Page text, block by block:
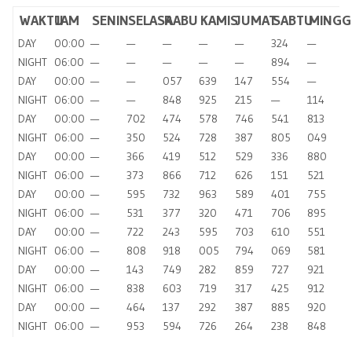
WAKTUJAM SENINSELASARABU KAMISJUMATSABTU
DAY 00:00 — — — — — 324
—
NIGHT 06:00 — — — — — 894
—
DAY
00:00 — — 057 639 147 554
—
NIGHT 06:00 — — 848 925 215 —
114
DAY
00:00 — 702 474 578 746 541
813
NIGHT 06:00 — 350 524 728 387 805
049
DAY
00:00 — 366 419 512 529 336
880
NIGHT 06:00 — 373 866 712 626 151
521
DAY
00:00 — 595 732 963 589 401
755
NIGHT 06:00 — 531 377 320 471 706
895
DAY
00:00 — 722 243 595 703 610
551
NIGHT 06:00 — 808 918 005 794 069
581
DAY
00:00 — 143 749 282 859 727
921
NIGHT 06:00 — 838 603 719 317 425
912
DAY
00:00 — 464 137 292 387 885
920
NIGHT 06:00 — 953 594 726 264 238
848